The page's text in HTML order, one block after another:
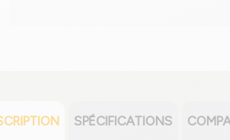
SPÉCIFICATIONS